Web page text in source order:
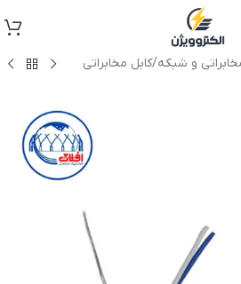
و شبکه/کابل مخابراتی